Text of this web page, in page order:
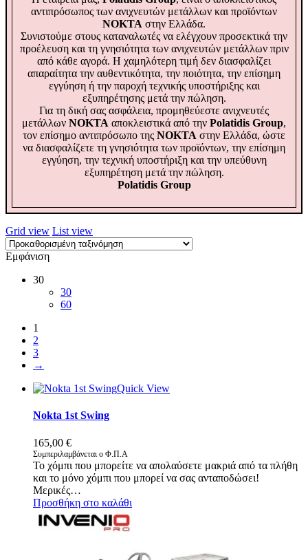
αντιπρόσωπος των ανιχνευτών μετάλλων και προϊόντων
NOKTA στην Ελλάδα.
Συνιστούμε στους καταναλωτές να ελέγχουν προσεκτικά την
προέλευση και τη γνησιότητα των ανιχνευτών μετάλλων πριν
από κάθε αγορά. Η χαμηλότερη τιμή δεν διασφαλίζει
απαραίτητα την αυθεντικότητα, την ποιότητα, την επίσημη
εγγύηση ή την παροχή τεχνικής υποστήριξης και
εξυπηρέτησης μετά την πώληση.
Για τη δική σας ασφάλεια, προμηθεύεστε ανιχνευτές
μετάλλων NOKTA αποκλειστικά από την Polatidis Group,
τον επίσημο αντιπρόσωπο της NOKTA στην Ελλάδα, ώστε
να διασφαλίζετε τη γνησιότητα των προϊόντων, την επίσημη
εγγύηση, την τεχνική υποστήριξη και την υπεύθυνη
εξυπηρέτηση μετά την πώληση.
Polatidis Group
Grid view List view
Εμφάνιση
30
30
60
1
2
3
→
Quick View
Nokta 1st Swing
165,00 €
Συμπεριλαμβάνεται ο Φ.Π.Α
Το χόμπι που μπορείτε να απολαύσετε μακριά από τα πλήθη
και το μόνο χόμπι που μπορεί να σας ανταποδώσει!
Μερικές…
Προσθήκη στο καλάθι